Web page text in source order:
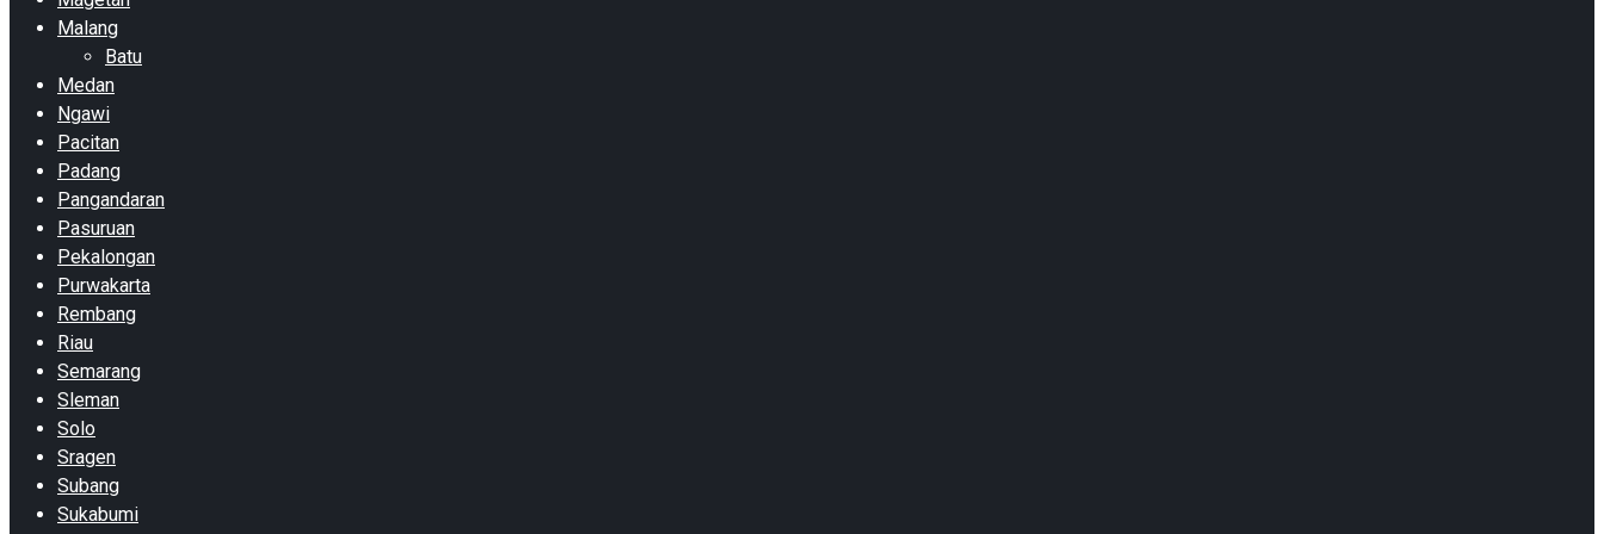
Malang
Batu
Medan
Ngawi
Pacitan
Padang
Pangandaran
Pasuruan
Pekalongan
Purwakarta
Rembang
Riau
Semarang
Sleman
Solo
Sragen
Subang
Sukabumi